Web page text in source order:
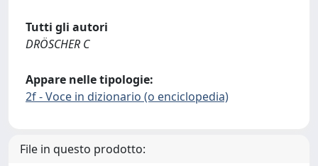
Tutti gli autori
DRÖSCHER C
Appare nelle tipologie:
2f - Voce in dizionario (o enciclopedia)
File in questo prodotto: